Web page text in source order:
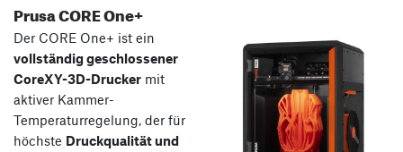
Prusa CORE One+
Der CORE One+ ist ein
vollständig geschlossener
CoreXY-3D-Drucker mit
aktiver Kammer-
Temperaturregelung, der für
höchste Druckqualität und